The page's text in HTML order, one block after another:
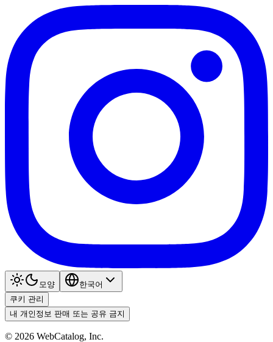
모양
한국어
쿠키 관리
내 개인정보 판매 또는 공유 금지
© 2026 WebCatalog, Inc.